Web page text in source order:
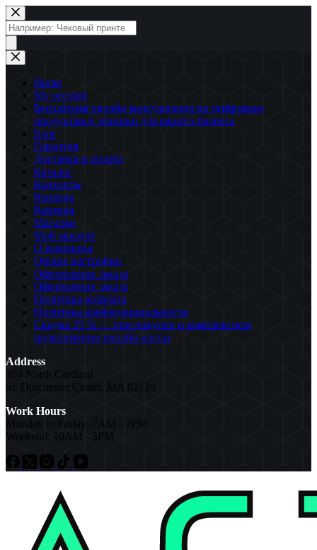
Перейти
к
сути
Поиск
товаров
Home
My account
Бесплатная онлайн консультация по цифровым
продуктам и техники для вашего бизнеса
Блог
Гарантия
Доставка и оплата
Каталог
Контакты
Корзина
Корзина
Магазин
Мой аккаунт
О компании
Общие настройки
Оформление заказа
Оформление заказа
Политика возврата
Политика конфиденциальности
Скидка 25 % — при покупке и комплексном
подключении онлайн-кассы
Address
304 North Cardinal
St. Dorchester Center, MA 02124
Work Hours
Monday to Friday: 7AM - 7PM
Weekend: 10AM - 5PM